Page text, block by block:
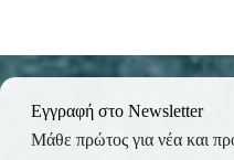
Εγγραφή στο Newsletter
Μάθε πρώτος για νέα και